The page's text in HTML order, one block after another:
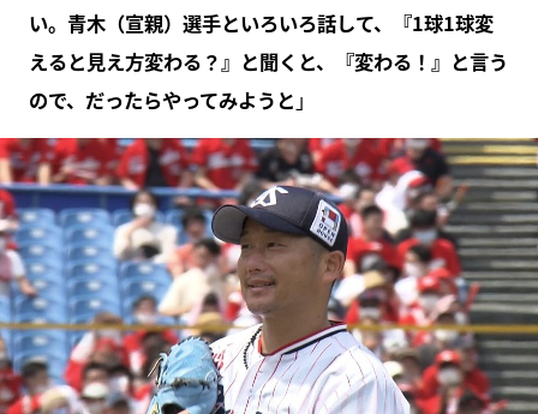
い。青木（宣親）選手といろいろ話して、『1球1球変
えると見え方変わる？』と聞くと、『変わる！』と言う
ので、だったらやってみようと 」